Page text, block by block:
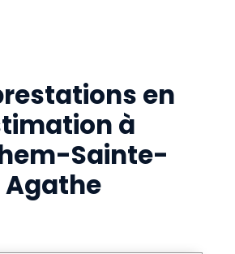
en
à
Sainte-
Agathe